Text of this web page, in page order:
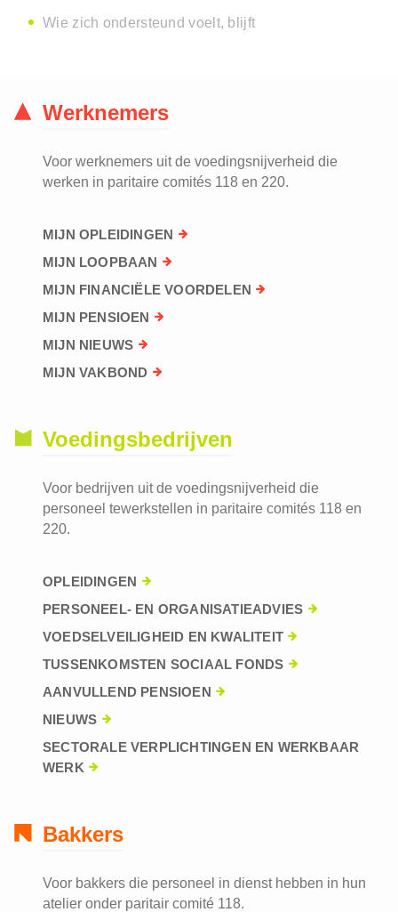
Wie zich ondersteund voelt, blijft
Werknemers
Voor werknemers uit de voedingsnijverheid die
werken in paritaire comités 118 en 220.
MIJN OPLEIDINGEN
MIJN LOOPBAAN
MIJN FINANCIËLE VOORDELEN
MIJN PENSIOEN
MIJN NIEUWS
MIJN VAKBOND
Voedingsbedrijven
Voor bedrijven uit de voedingsnijverheid die
personeel tewerkstellen in paritaire comités 118 en
220.
OPLEIDINGEN
PERSONEEL- EN ORGANISATIEADVIES
VOEDSELVEILIGHEID EN KWALITEIT
TUSSENKOMSTEN SOCIAAL FONDS
AANVULLEND PENSIOEN
NIEUWS
SECTORALE VERPLICHTINGEN EN WERKBAAR
WERK
Bakkers
Voor bakkers die personeel in dienst hebben in hun
atelier onder paritair comité 118.